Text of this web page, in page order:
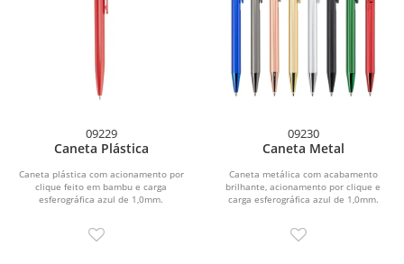
09229
Caneta Plástica
Caneta plástica com acionamento por
clique feito em bambu e carga
esferográfica azul de 1,0mm.
09230
Caneta Metal
Caneta metálica com acabamento
brilhante, acionamento por clique e
carga esferográfica azul de 1,0mm.